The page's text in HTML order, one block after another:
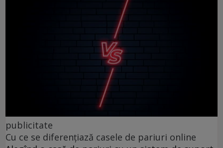
publicitate
Cu ce se diferențiază casele de pariuri online